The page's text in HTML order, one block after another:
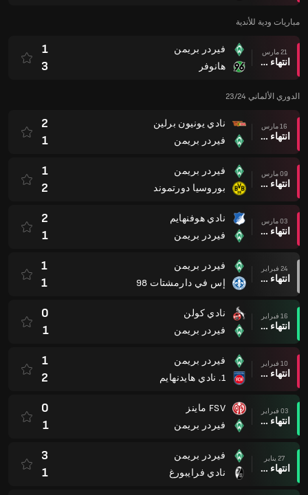
مباريات ودية للأندية
21 مارس
انتهاء وقت المباراة
فيردر بريمن
هانوفر
1
3
الدوري الألماني 23/24
16 مارس
انتهاء وقت المباراة
نادي يونيون برلين
فيردر بريمن
2
1
09 مارس
انتهاء وقت المباراة
فيردر بريمن
بوروسيا دورتموند
1
2
03 مارس
انتهاء وقت المباراة
نادي هوفنهايم
فيردر بريمن
2
1
24 فبراير
انتهاء وقت المباراة
فيردر بريمن
إس في دارمشتات 98
1
1
16 فبراير
انتهاء وقت المباراة
نادي كولن
فيردر بريمن
0
1
10 فبراير
انتهاء وقت المباراة
فيردر بريمن
1. نادي هايدنهايم
1
2
03 فبراير
انتهاء وقت المباراة
FSV ماينز
فيردر بريمن
0
1
27 يناير
انتهاء وقت المباراة
فيردر بريمن
نادي فرايبورغ
3
1